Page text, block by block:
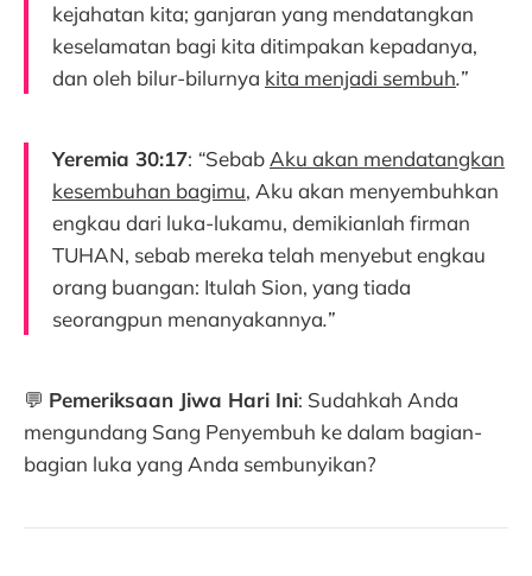
kejahatan kita; ganjaran yang mendatangkan
keselamatan bagi kita ditimpakan kepadanya,
dan oleh bilur-bilurnya kita menjadi sembuh.”
Yeremia 30:17: “Sebab Aku akan mendatangkan
kesembuhan bagimu, Aku akan menyembuhkan
engkau dari luka-lukamu, demikianlah firman
TUHAN, sebab mereka telah menyebut engkau
orang buangan: Itulah Sion, yang tiada
seorangpun menanyakannya.”
💬 Pemeriksaan Jiwa Hari Ini: Sudahkah Anda
mengundang Sang Penyembuh ke dalam bagian-
bagian luka yang Anda sembunyikan?